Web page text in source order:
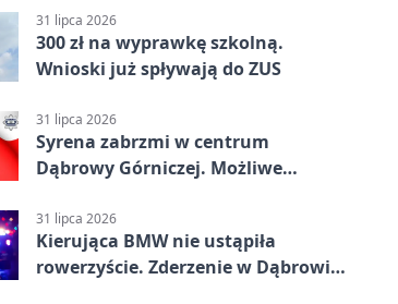
31 lipca 2026
300 zł na wyprawkę szkolną.
Wnioski już spływają do ZUS
31 lipca 2026
Syrena zabrzmi w centrum
Dąbrowy Górniczej. Możliwe
31 lipca 2026
Kierująca BMW nie ustąpiła
rowerzyście. Zderzenie w Dąbrowie